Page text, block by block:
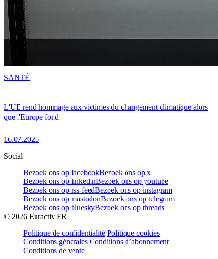
L'UE rend hommage aux victimes du changement climatique alors
que l'Europe fond
16.07.2026
SANTÉ
Social
Bezoek ons op facebookBezoek ons op x
Bezoek ons op linkedinBezoek ons op youtube
Bezoek ons op rss-feedBezoek ons op instagram
Bezoek ons op mastodonBezoek ons op telegram
Bezoek ons op blueskyBezoek ons op threads
© 2026 Euractiv FR
Politique de confidentialité Politique cookies
Conditions générales Conditions d’abonnement
Conditions de vente